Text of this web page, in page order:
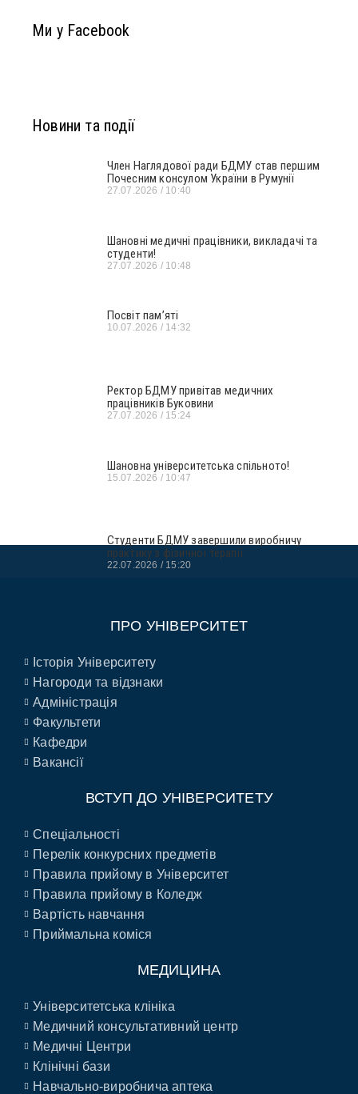
Ми у Facebook
Новини та події
Член Наглядової ради БДМУ став першим
Почесним консулом України в Румунії
27.07.2026 10:40
Шановні медичні працівники, викладачі та
студенти!
27.07.2026 10:48
Посвіт пам’яті
10.07.2026 14:32
Ректор БДМУ привітав медичних
працівників Буковини
27.07.2026 15:24
Шановна університетська спільното!
15.07.2026 10:47
Студенти БДМУ завершили виробничу
практику з фізичної терапії
22.07.2026 15:20
ПРО УНІВЕРСИТЕТ
Історія Університету
Нагороди та відзнаки
Адміністрація
Факультети
Кафедри
Вакансії
ВСТУП ДО УНІВЕРСИТЕТУ
Спеціальності
Перелік конкурсних предметів
Правила прийому в Університет
Правила прийому в Коледж
Вартість навчання
Приймальна коміся
МЕДИЦИНА
Університетська клініка
Медичний консультативний центр
Медичні Центри
Клінічні бази
Навчально-виробнича аптека